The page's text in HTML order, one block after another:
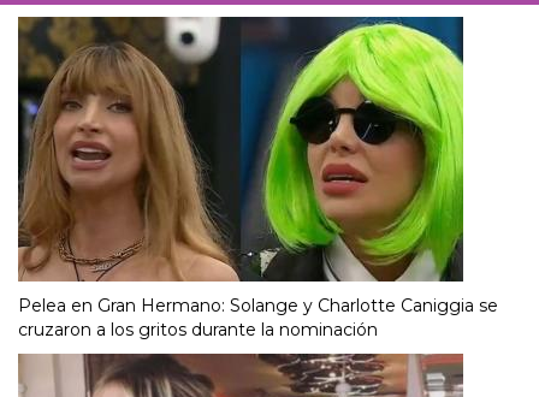
Pelea en Gran Hermano: Solange y Charlotte Caniggia se
cruzaron a los gritos durante la nominación